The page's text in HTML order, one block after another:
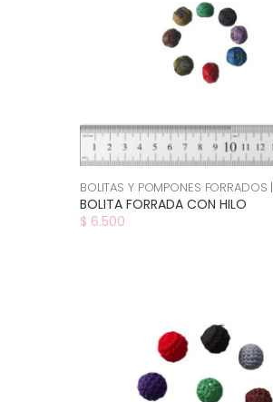
BOLITAS Y POMPONES FORRADOS |
BOLITA FORRADA CON HILO
$ 6.500